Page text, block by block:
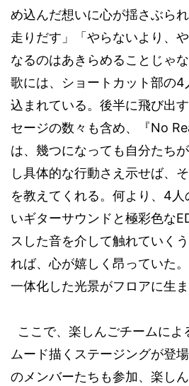
め込んだ想いに心が揺さぶら
走りだす」「やらないより、
なるのはあきらめることじゃ
歌には、ショートカット部の4
込まれている。後半に飛び出
セージの数々も含め、『No
は、幾つになっても自分たち
し具体的な行動さえ示せば、
を教えてくれる。何より、 4 人
いギターサウンドと極彩色な
スした音を介して触れていく
れば、心が嬉しく昂っていた
一体化した光景がフロアに生
ここで、楽しんごチームによ
ムード描くステージングが登
のメンバーたちも参加、楽し